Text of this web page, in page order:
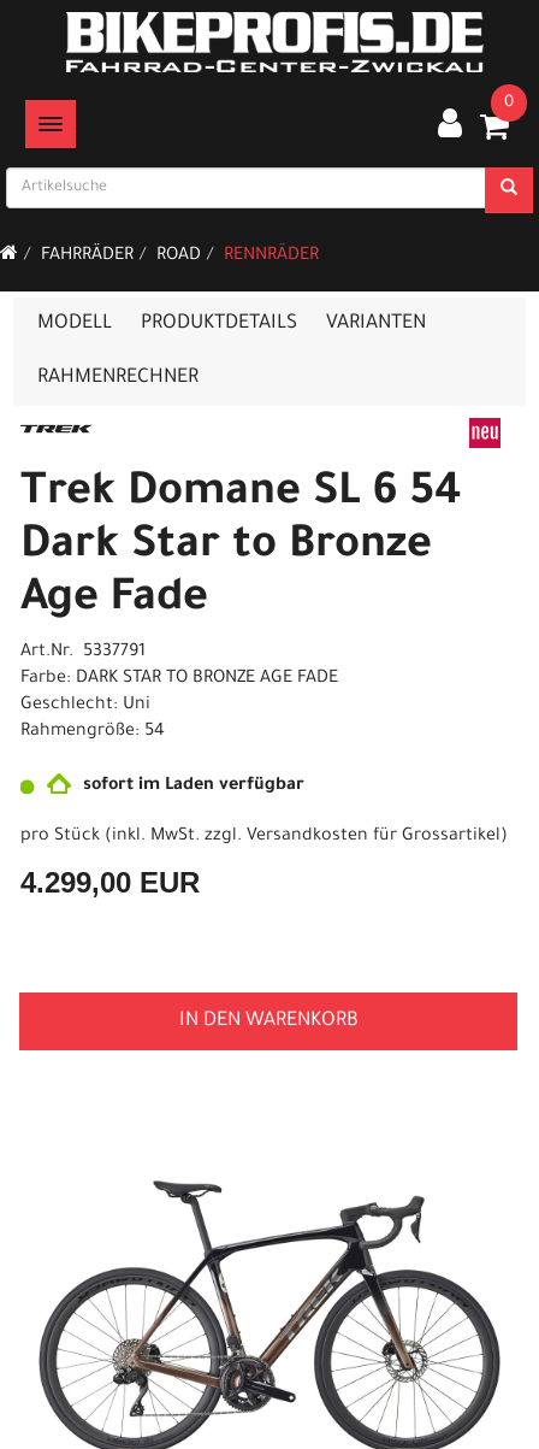
TOGGLE NAVIGATION
0
FAHRRÄDER ROAD RENNRÄDER
MODELL PRODUKTDETAILS VARIANTEN
RAHMENRECHNER
Trek Domane SL 6 54
Dark Star to Bronze
Age Fade
Art.Nr. 5337791
Farbe: DARK STAR TO BRONZE AGE FADE
Geschlecht: Uni
Rahmengröße: 54
sofort im Laden verfügbar
pro Stück (inkl. MwSt. zzgl. Versandkosten für Grossartikel)
4.299,00 EUR
IN DEN WARENKORB